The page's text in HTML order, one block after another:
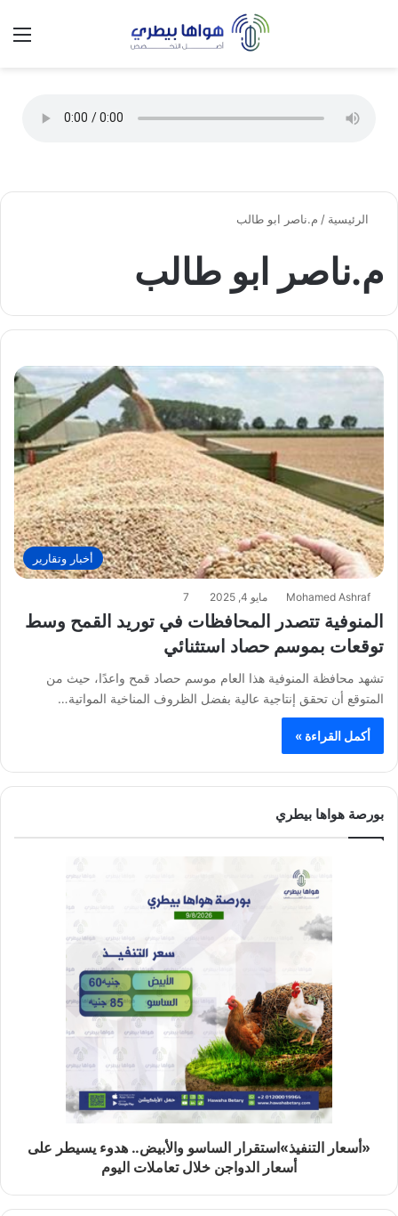
الوضع
الرئيسية / م.ناصر ابو طالب
م.ناصر ابو طالب
أخبار وتقارير
Mohamed Ashraf مايو 4, 2025 7
المنوفية تتصدر المحافظات في توريد القمح وسط
توقعات بموسم حصاد استثنائي
تشهد محافظة المنوفية هذا العام موسم حصاد قمح واعدًا، حيث من
المتوقع أن تحقق إنتاجية عالية بفضل الظروف المناخية المواتية…
أكمل القراءة »
بورصة هواها بيطري
«أسعار التنفيذ»استقرار الساسو والأبيض.. هدوء يسيطر على
أسعار الدواجن خلال تعاملات اليوم